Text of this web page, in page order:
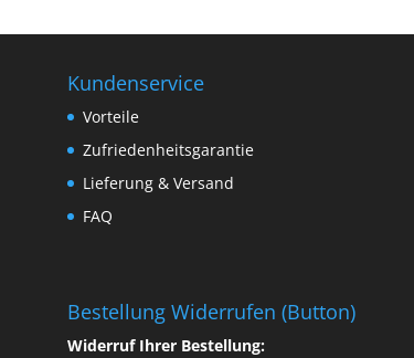
Kundenservice
Vorteile
Zufriedenheitsgarantie
Lieferung & Versand
FAQ
Bestellung Widerrufen (Button)
Widerruf Ihrer Bestellung: